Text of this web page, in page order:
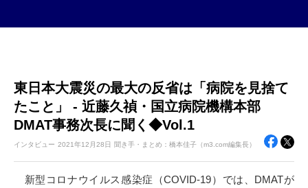
東日本大震災の最大の反省は「病院を見捨て
たこと」 - 近藤久禎・国立病院機構本部
DMAT事務次長に聞く◆Vol.1
インタビュー 2021年12月28日 聞き手・まとめ：橋本佳子（m3.com編集長）
新型コロナウイルス感染症（COVID-19）では、DMATが